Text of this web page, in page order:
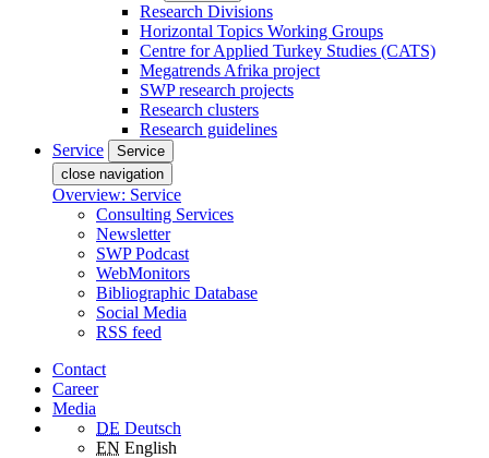
Research Divisions
Horizontal Topics Working Groups
Centre for Applied Turkey Studies (CATS)
Megatrends Afrika project
SWP research projects
Research clusters
Research guidelines
Service
Service
close navigation
Overview: Service
Consulting Services
Newsletter
SWP Podcast
WebMonitors
Bibliographic Database
Social Media
RSS feed
Contact
Career
Media
DE Deutsch
EN English